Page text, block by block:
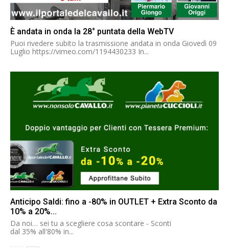
È andata in onda la 28° puntata della WebTV
Puoi rivedere subito la trasmissione andata in onda Giovedì 09
Luglio https://vimeo.com/1194430233 In...
Anticipo Saldi: fino a -80% in OUTLET + Extra Sconto da
10% a 20%...
Da noi… sei tu a scegliere cosa scontare - Sconti
dal 35% all'80% in...